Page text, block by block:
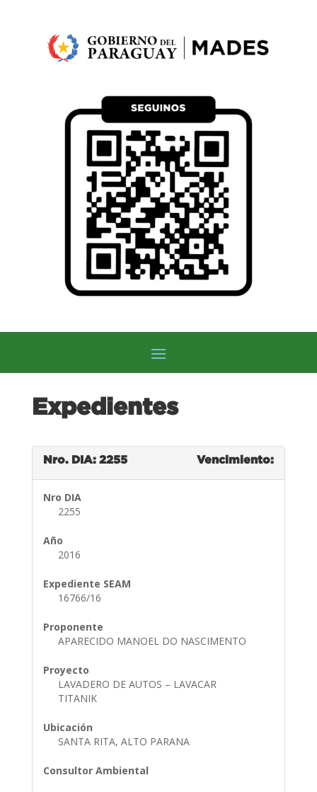
Expedientes
Nro. DIA: 2255 Vencimiento:
Nro DIA
2255
Año
2016
Expediente SEAM
16766/16
Proponente
APARECIDO MANOEL DO NASCIMENTO
Proyecto
LAVADERO DE AUTOS – LAVACAR
TITANIK
Ubicación
SANTA RITA, ALTO PARANA
Consultor Ambiental